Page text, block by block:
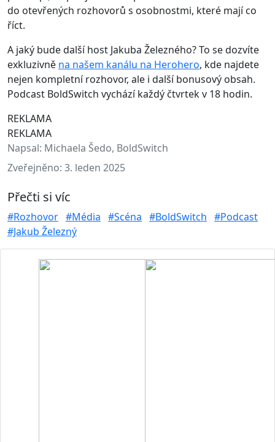
do otevřených rozhovorů s osobnostmi, které mají co
říct.
A jaký bude další host Jakuba Železného? To se dozvíte
exkluzivně na našem kanálu na Herohero, kde najdete
nejen kompletní rozhovor, ale i další bonusový obsah.
Podcast BoldSwitch vychází každý čtvrtek v 18 hodin.
REKLAMA
REKLAMA
Napsal: Michaela Šedo, BoldSwitch
Zveřejněno: 3. leden 2025
Přečti si víc
#Rozhovor #Média #Scéna #BoldSwitch #Podcast
#Jakub Železný